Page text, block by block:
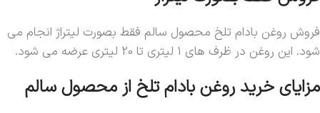
فروش روغن بادام تلخ محصول سالم فقط بصورت لیتراژ انجام می
شود. این روغن در ظرف های 1 لیتری تا 20 لیتری عرضه می شود.
مزایای خرید روغن بادام تلخ از محصول سالم